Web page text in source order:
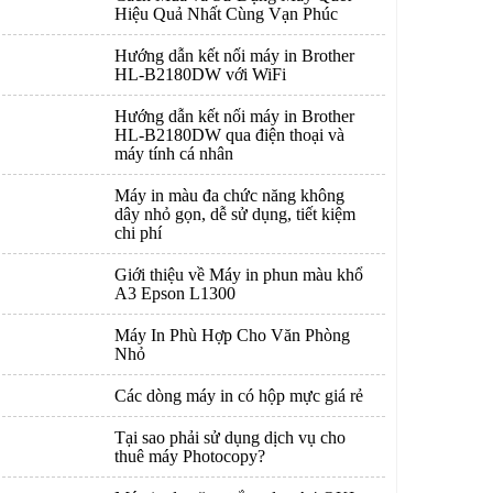
Hiệu Quả Nhất Cùng Vạn Phúc
Hướng dẫn kết nối máy in Brother
HL-B2180DW với WiFi
Hướng dẫn kết nối máy in Brother
HL-B2180DW qua điện thoại và
máy tính cá nhân
Máy in màu đa chức năng không
dây nhỏ gọn, dễ sử dụng, tiết kiệm
chi phí
Giới thiệu về Máy in phun màu khổ
A3 Epson L1300
Máy In Phù Hợp Cho Văn Phòng
Nhỏ
Các dòng máy in có hộp mực giá rẻ
Tại sao phải sử dụng dịch vụ cho
thuê máy Photocopy?